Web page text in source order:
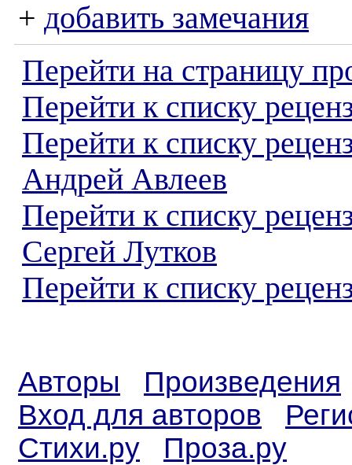
+ добавить замечания
Перейти на страницу
Перейти к списку
Перейти к списку
Андрей Авлеев
Перейти к списку
Сергей Лутков
Перейти к списку
Авторы
Произведения
Вход для авторов
Стихи.ру
Проза.ру